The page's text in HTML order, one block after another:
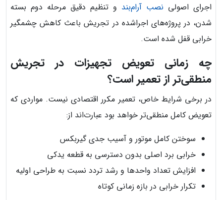
اجرای اصولی نصب آرام‌بند و تنظیم دقیق مرحله دوم بسته
شدن، در پروژه‌های اجراشده در تجریش باعث کاهش چشمگیر
خرابی قفل شده است.
چه زمانی تعویض تجهیزات در تجریش
منطقی‌تر از تعمیر است؟
در برخی شرایط خاص، تعمیر مکرر اقتصادی نیست. مواردی که
تعویض کامل منطقی‌تر خواهد بود عبارت‌اند از:
سوختن کامل موتور و آسیب جدی گیربکس
خرابی برد اصلی بدون دسترسی به قطعه یدکی
افزایش تعداد واحدها و رشد تردد نسبت به طراحی اولیه
تکرار خرابی در بازه زمانی کوتاه